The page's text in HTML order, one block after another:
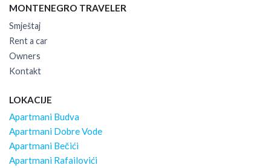
MONTENEGRO TRAVELER
Smještaj
Rent a car
Owners
Kontakt
LOKACIJE
Apartmani Budva
Apartmani Dobre Vode
Apartmani Bečići
Apartmani Rafailovići